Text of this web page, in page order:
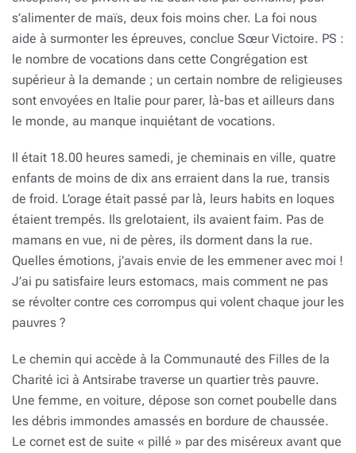
s’alimenter de maïs, deux fois moins cher. La foi nous
aide à surmonter les épreuves, conclue Sœur Victoire. PS :
le nombre de vocations dans cette Congrégation est
supérieur à la demande ; un certain nombre de religieuses
sont envoyées en Italie pour parer, là-bas et ailleurs dans
le monde, au manque inquiétant de vocations.
Il était 18.00 heures samedi, je cheminais en ville, quatre
enfants de moins de dix ans erraient dans la rue, transis
de froid. L’orage était passé par là, leurs habits en loques
étaient trempés. Ils grelotaient, ils avaient faim. Pas de
mamans en vue, ni de pères, ils dorment dans la rue.
Quelles émotions, j’avais envie de les emmener avec moi !
J’ai pu satisfaire leurs estomacs, mais comment ne pas
se révolter contre ces corrompus qui volent chaque jour les
pauvres ?
Le chemin qui accède à la Communauté des Filles de la
Charité ici à Antsirabe traverse un quartier très pauvre.
Une femme, en voiture, dépose son cornet poubelle dans
les débris immondes amassés en bordure de chaussée.
Le cornet est de suite « pillé » par des miséreux avant que